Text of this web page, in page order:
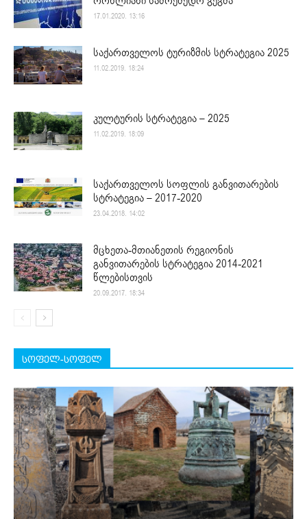
17.01.2020. 13:16
საქართველოს ტურიზმის სტრატეგია 2025
11.02.2019. 18:24
კულტურის სტრატეგია – 2025
11.02.2019. 18:09
საქართველოს სოფლის განვითარების
სტრატეგია – 2017-2020
23.04.2018. 14:02
მცხეთა-მთიანეთის რეგიონის
განვითარების სტრატეგია 2014-2021
წლებისთვის
20.09.2017. 18:34
სოფელ-სოფელ